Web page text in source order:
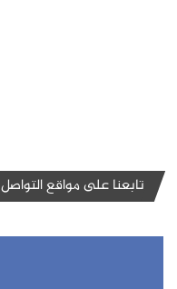
تابعنا على مواقع التواصل